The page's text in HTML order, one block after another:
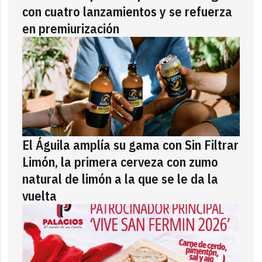
con cuatro lanzamientos y se refuerza
en premiurización
El Águila amplía su gama con Sin Filtrar
Limón, la primera cerveza con zumo
natural de limón a la que se le da la
vuelta